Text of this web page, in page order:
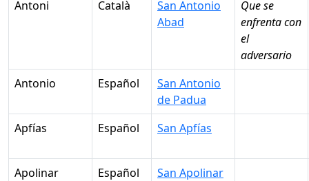
Antoni Català
San Antonio
Abad
Que se
enfrenta con
el
adversario
Antonio
Español
San Antonio
de Padua
Apfías
Español San Apfías
Apolinar Español
San Apolinar